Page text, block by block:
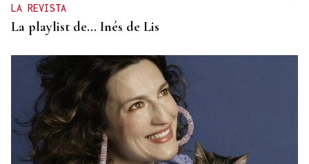
LA REVISTA
La playlist de... Inés de Lis